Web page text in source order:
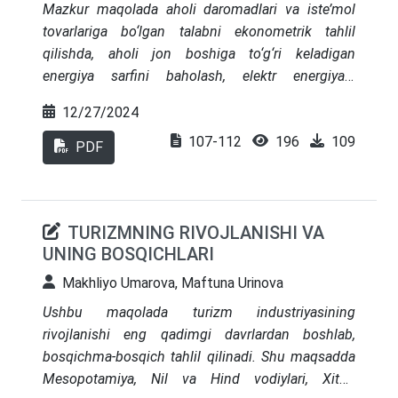
Mazkur maqolada aholi daromadlari va iste’mol
tovarlariga bo‘lgan talabni ekonometrik tahlil
qilishda, aholi jon boshiga to‘g‘ri keladigan
energiya sarfini baholash, elektr energiyasi
bartaraf etish jarayonlari hamda elektr energiya
resurslaridan samarali foydalanish kabi
yo‘nalishlarda olib borilgan tadqiqotlar o‘rganildi.
sohalarida energiya iste’moli sarfi korrelyatsion
tahlil qilindi va elastiklik koeffitsiyentlari orqali 1
foizga aholini daromadini oshishi necha foizga
12/27/2024
PDF 107-112 196 109
TURIZMNING RIVOJLANISHI VA
UNING BOSQICHLARI
Makhliyo Umarova, Maftuna Urinova
Ushbu maqolada turizm industriyasining
rivojlanishi eng qadimgi davrlardan boshlab,
bosqichma-bosqich tahlil qilinadi. Shu maqsadda
Mesopotamiya, Nil va Hind vodiylari, Xitoy,